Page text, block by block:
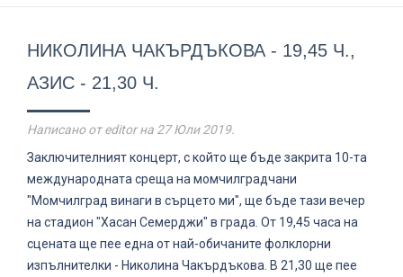
НИКОЛИНА ЧАКЪРДЪКОВА - 19,45 Ч.,
АЗИС - 21,30 Ч.
Написано от editor на 27 Юли 2019.
Заключителният концерт, с който ще бъде закрита 10-та
международната среща на момчилградчани
"Момчилград винаги в сърцето ми", ще бъде тази вечер
на стадион "Хасан Семерджи" в града. От 19,45 часа на
сцената ще пее една от най-обичаните фолклорни
изпълнителки - Николина Чакърдъкова. В 21,30 ще пее